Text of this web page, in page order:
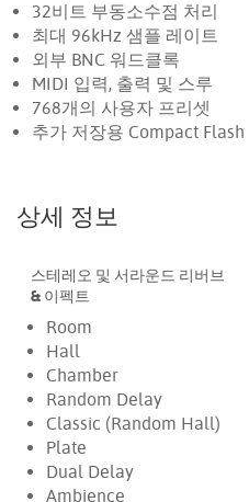
32비트 부동소수점 처리
최대 96kHz 샘플 레이트
외부 BNC 워드클록
MIDI 입력, 출력 및 스루
768개의 사용자 프리셋
추가 저장용 Compact Flash
상세 정보
스테레오 및 서라운드 리버브
& 이펙트
Room
Hall
Chamber
Random Delay
Classic (Random Hall)
Plate
Dual Delay
Ambience